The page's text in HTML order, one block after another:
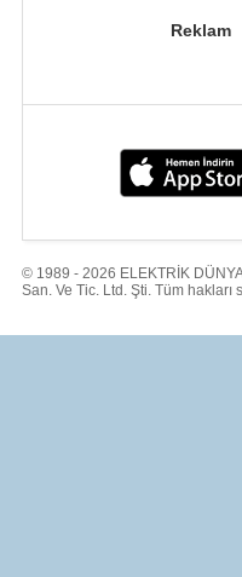
Reklam
© 1989 - 2026 ELEKTRİK
San. Ve Tic. Ltd. Şti. Tüm hakları